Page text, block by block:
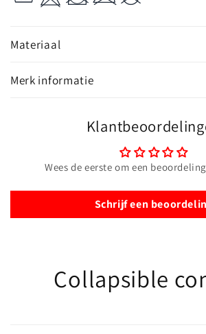
Materiaal
Merk informatie
Wees de eerste om een
Schrijf een
Collapsible